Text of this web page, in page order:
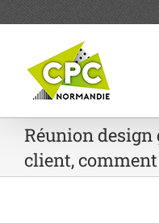
Réunion
client,